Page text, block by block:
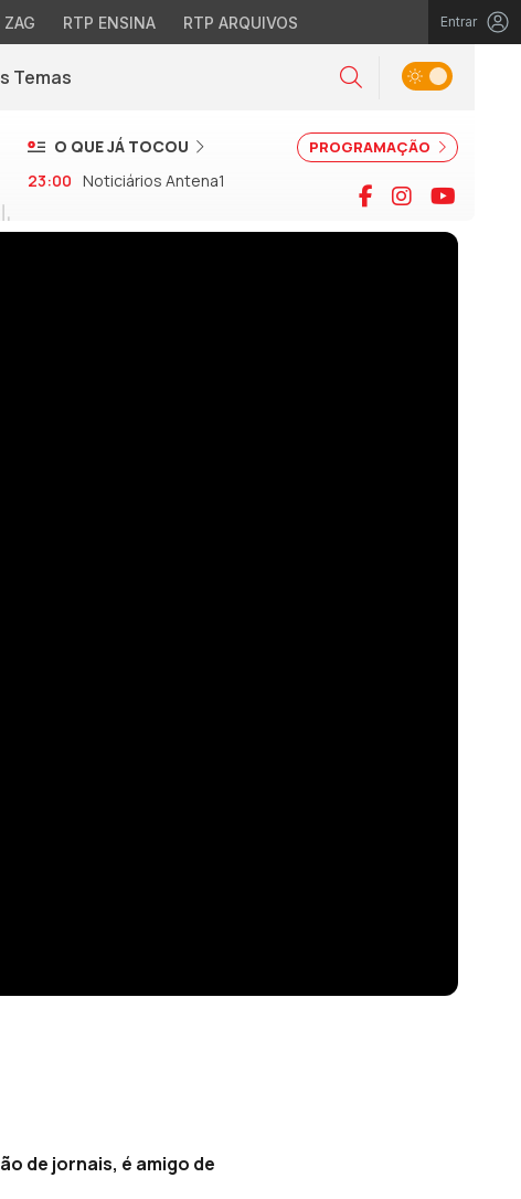
RTP ENSINA RTP ARQUIVOS Entrar
Temas Pesquisar
Alternar tema
PROGRAMAÇÃO
O QUE JÁ TOCOU
23:00 Noticiários Antena1 Facebook
Instagram
de jornais, é amigo de